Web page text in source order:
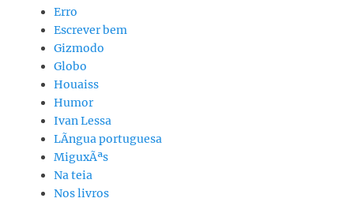
Erro
Escrever bem
Gizmodo
Globo
Houaiss
Humor
Ivan Lessa
LÃ­ngua portuguesa
MiguxÃªs
Na teia
Nos livros